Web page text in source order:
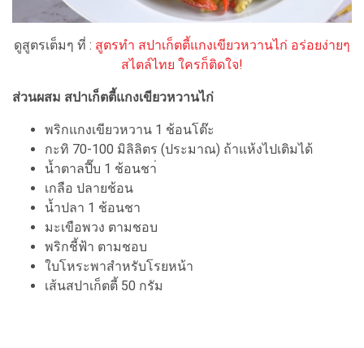
ดูสูตรเต็มๆ ที่ : สูตรทำ สปาเก็ตตี้แกงเขียวหวานไก่ อร่อยง่ายๆ
สไตล์ไทย ใครก็ติดใจ!
ส่วนผสม สปาเก็ตตี้แกงเขียวหวานไก่
พริกแกงเขียวหวาน 1 ช้อนโต๊ะ
กะทิ 70-100 มิลิลิตร (ประมาณ) ถ้าแห้งไปเติมได้
น้ำตาลปี๊บ 1 ช้อนชา่
เกลือ ปลายช้อน
น้ำปลา 1 ช้อนชา
มะเขือพวง ตามชอบ
พริกชี้ฟ้า ตามชอบ
ใบโหระพาสำหรับโรยหน้า
เส้นสปาเก็ตตี้ 50 กรัม